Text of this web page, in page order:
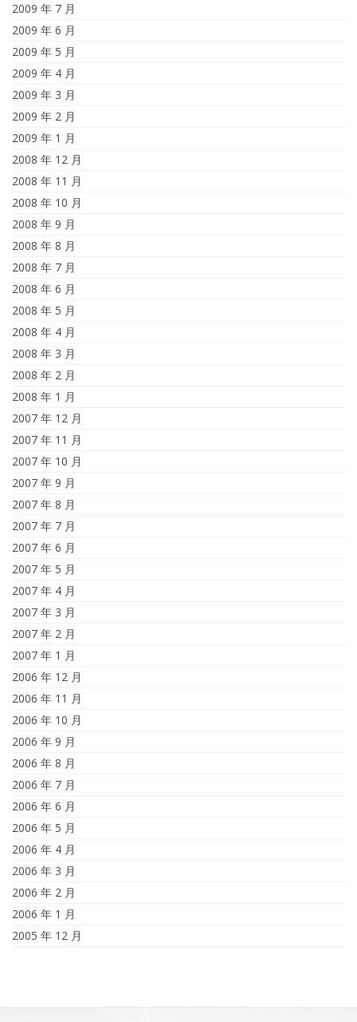
2009 年 7 月
2009 年 6 月
2009 年 5 月
2009 年 4 月
2009 年 3 月
2009 年 2 月
2009 年 1 月
2008 年 12 月
2008 年 11 月
2008 年 10 月
2008 年 9 月
2008 年 8 月
2008 年 7 月
2008 年 6 月
2008 年 5 月
2008 年 4 月
2008 年 3 月
2008 年 2 月
2008 年 1 月
2007 年 12 月
2007 年 11 月
2007 年 10 月
2007 年 9 月
2007 年 8 月
2007 年 7 月
2007 年 6 月
2007 年 5 月
2007 年 4 月
2007 年 3 月
2007 年 2 月
2007 年 1 月
2006 年 12 月
2006 年 11 月
2006 年 10 月
2006 年 9 月
2006 年 8 月
2006 年 7 月
2006 年 6 月
2006 年 5 月
2006 年 4 月
2006 年 3 月
2006 年 2 月
2006 年 1 月
2005 年 12 月